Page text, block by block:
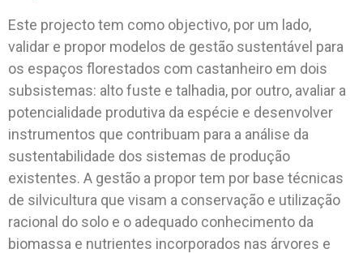
Este projecto tem como objectivo, por um lado,
validar e propor modelos de gestão sustentável para
os espaços florestados com castanheiro em dois
subsistemas: alto fuste e talhadia, por outro, avaliar a
potencialidade produtiva da espécie e desenvolver
instrumentos que contribuam para a análise da
sustentabilidade dos sistemas de produção
existentes. A gestão a propor tem por base técnicas
de silvicultura que visam a conservação e utilização
racional do solo e o adequado conhecimento da
biomassa e nutrientes incorporados nas árvores e